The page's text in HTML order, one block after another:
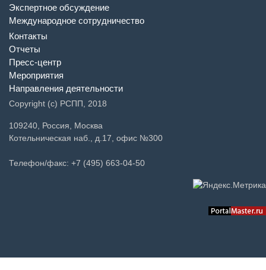
Экспертное обсуждение
Международное сотрудничество
Контакты
Отчеты
Пресс-центр
Мероприятия
Направления деятельности
Copyright (c) РСПП, 2018
109240, Россия, Москва
Котельническая наб., д.17, офис №300
Телефон/факс: +7 (495) 663-04-50